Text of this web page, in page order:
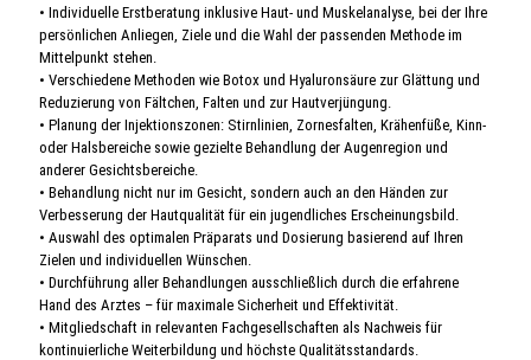
• Individuelle Erstberatung inklusive Haut- und Muskelanalyse, bei der Ihre
persönlichen Anliegen, Ziele und die Wahl der passenden Methode im
Mittelpunkt stehen.
• Verschiedene Methoden wie Botox und Hyaluronsäure zur Glättung und
Reduzierung von Fältchen, Falten und zur Hautverjüngung.
• Planung der Injektionszonen: Stirnlinien, Zornesfalten, Krähenfüße, Kinn-
oder Halsbereiche sowie gezielte Behandlung der Augenregion und
anderer Gesichtsbereiche.
• Behandlung nicht nur im Gesicht, sondern auch an den Händen zur
Verbesserung der Hautqualität für ein jugendliches Erscheinungsbild.
• Auswahl des optimalen Präparats und Dosierung basierend auf Ihren
Zielen und individuellen Wünschen.
• Durchführung aller Behandlungen ausschließlich durch die erfahrene
Hand des Arztes – für maximale Sicherheit und Effektivität.
• Mitgliedschaft in relevanten Fachgesellschaften als Nachweis für
kontinuierliche Weiterbildung und höchste Qualitätsstandards.